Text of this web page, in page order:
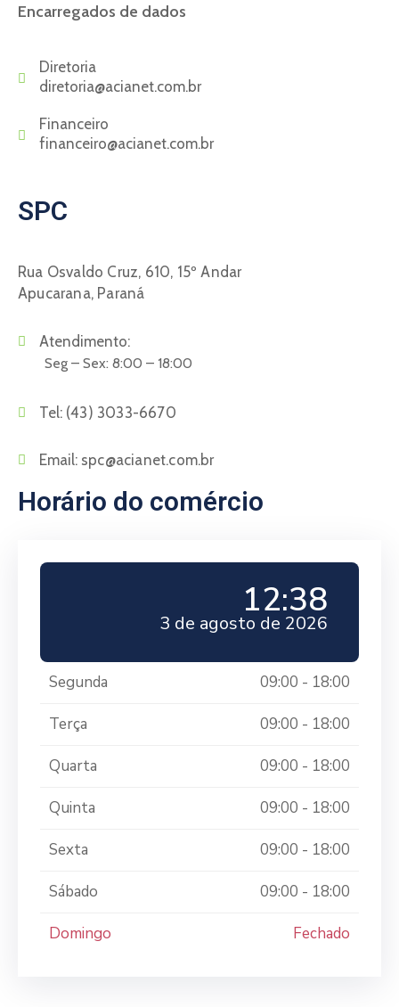
Encarregados de dados
Diretoria
diretoria@acianet.com.br
Financeiro
financeiro@acianet.com.br
SPC
Rua Osvaldo Cruz, 610, 15º Andar
Apucarana, Paraná
Atendimento:
Seg – Sex: 8:00 – 18:00
Tel: (43) 3033-6670
Email: spc@acianet.com.br
Horário do comércio
12:38
3 de agosto de 2026
Segunda 09:00 - 18:00
Terça 09:00 - 18:00
Quarta 09:00 - 18:00
Quinta 09:00 - 18:00
Sexta 09:00 - 18:00
Sábado 09:00 - 18:00
Domingo Fechado